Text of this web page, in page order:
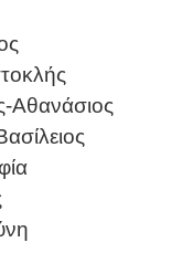
Αθανάσιος